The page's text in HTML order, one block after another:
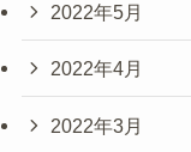
2022年5月
2022年4月
2022年3月